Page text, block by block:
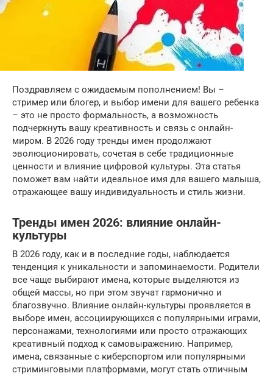
Поздравляем с ожидаемым пополнением! Вы –
стример или блогер, и выбор имени для вашего ребенка
– это не просто формальность, а возможность
подчеркнуть вашу креативность и связь с онлайн-
миром. В 2026 году тренды имен продолжают
эволюционировать, сочетая в себе традиционные
ценности и влияние цифровой культуры. Эта статья
поможет вам найти идеальное имя для вашего малыша,
отражающее вашу индивидуальность и стиль жизни.
Тренды имен 2026: влияние онлайн-
культуры
В 2026 году, как и в последние годы, наблюдается
тенденция к уникальности и запоминаемости. Родители
все чаще выбирают имена, которые выделяются из
общей массы, но при этом звучат гармонично и
благозвучно. Влияние онлайн-культуры проявляется в
выборе имен, ассоциирующихся с популярными играми,
персонажами, технологиями или просто отражающих
креативный подход к самовыражению. Например,
имена, связанные с киберспортом или популярными
стриминговыми платформами, могут стать отличным